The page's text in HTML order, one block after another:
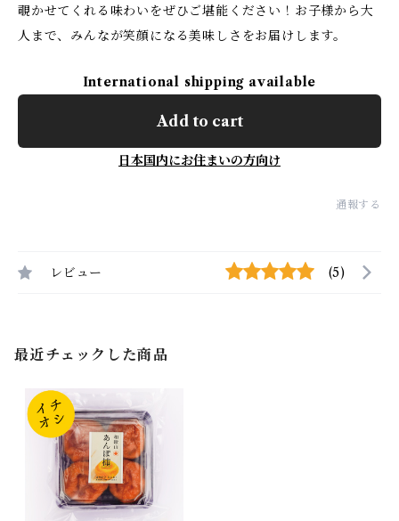
覗かせてくれる味わいをぜひご堪能ください！お子様から大
人まで、みんなが笑顔になる美味しさをお届けします。
International shipping available
Add to cart
日本国内にお住まいの方向け
通報する
レビュー (5)
最近チェックした商品